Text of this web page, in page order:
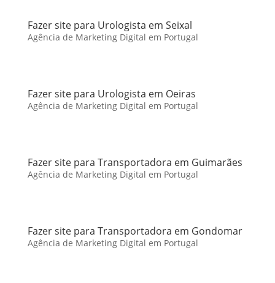
Fazer site para Urologista em Seixal
Agência de Marketing Digital em Portugal
Fazer site para Urologista em Oeiras
Agência de Marketing Digital em Portugal
Fazer site para Transportadora em Guimarães
Agência de Marketing Digital em Portugal
Fazer site para Transportadora em Gondomar
Agência de Marketing Digital em Portugal